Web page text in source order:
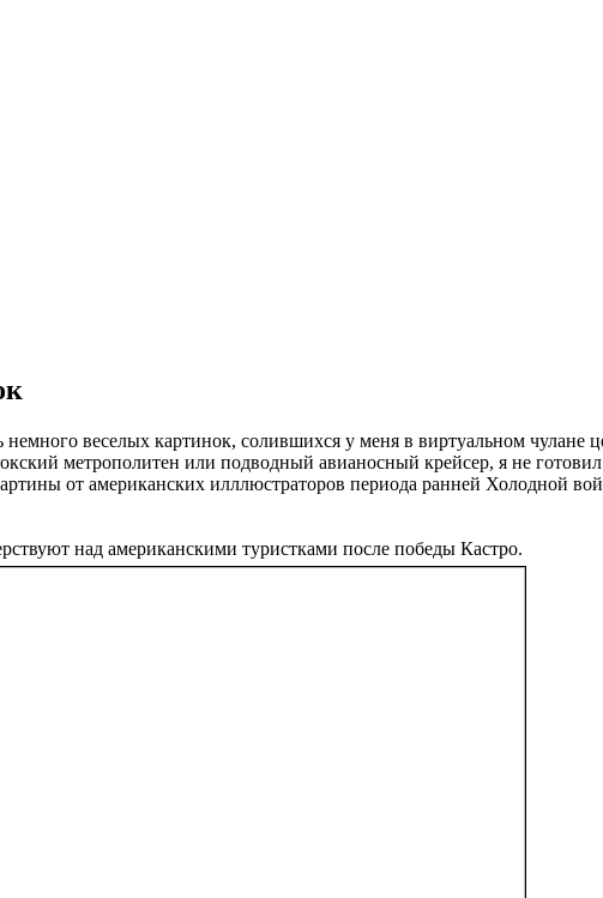
веселых картинок, солившихся у меня в виртуальном чулане
метрополитен или подводный авианосный крейсер, я не готовил
от американских илллюстраторов периода ранней Холодной
над американскими туристками после победы Кастро.